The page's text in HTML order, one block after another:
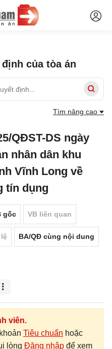
của tòa án
Tìm nâng cao
QĐST-DS ngày
nhân dân khu
Vĩnh Long về
tín dụng
gốc VB liên quan
BA/QĐ cùng nội dung
viên.
Tiêu chuẩn hoặc
lòng Đăng nhập để xem